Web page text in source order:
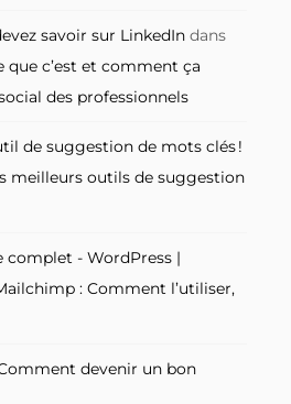
savoir sur LinkedIn dans
que c’est et comment ça
des professionnels
de suggestion de mots clés !
meilleurs outils de suggestion
complet - WordPress |
: Comment l’utiliser,
devenir un bon